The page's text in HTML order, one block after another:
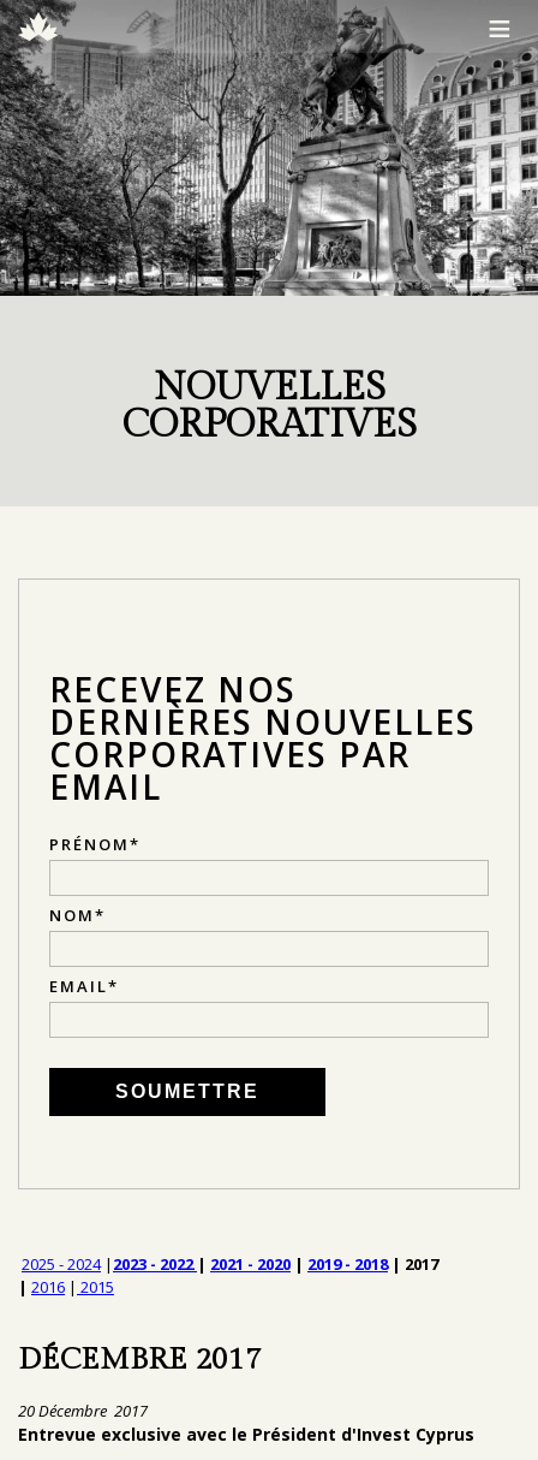
≡
NOUVELLES
CORPORATIVES
RECEVEZ NOS
DERNIÈRES NOUVELLES
CORPORATIVES PAR
EMAIL
PRÉNOM*
NOM*
EMAIL*
2025 - 2024| 2023 - 2022 | 2021 - 2020 | 2019 - 2018| 2017
| 2016 | 2015
DÉCEMBRE 2017
20 Décembre 2017
Entrevue exclusive avec le Président d'Invest Cyprus